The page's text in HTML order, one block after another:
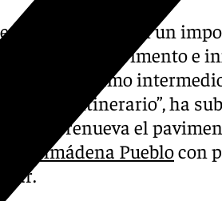
cuentan con un
del pavimento e
en el tramo
todo su itinerario”, ha
se renueva el
Benalmádena Pueblocon